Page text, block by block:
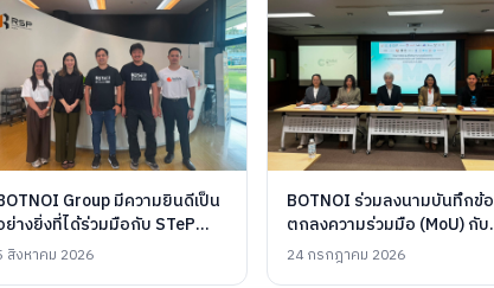
Group มีความยินดีเป็น
ย่างยิ่งที่ได้ร่วมมือกับ STeP
ทยานวิทยาศาสตร์
สิงหาคม 2026
BOTNOI ร่วมลงนามบันทึกข้อ
ตกลงความร่วมมือ (MoU) กับ
มหาวิทยาลัยเทคโนโลยี
พระจอมเกล้าธนบุรี สาขา
24 กรกฎาคม 2026